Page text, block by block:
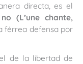
directa, es el
(L’une chante,
férrea defensa por
de la libertad de